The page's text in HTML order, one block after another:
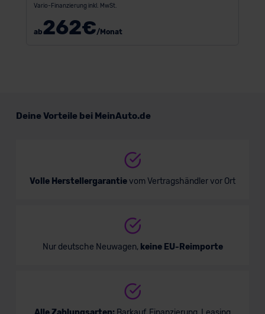
Vario-Finanzierung inkl. MwSt.
ab262€/Monat
Deine Vorteile bei MeinAuto.de
Volle Herstellergarantievom Vertragshändler vor Ort
Nur deutsche Neuwagen, keine EU-Reimporte